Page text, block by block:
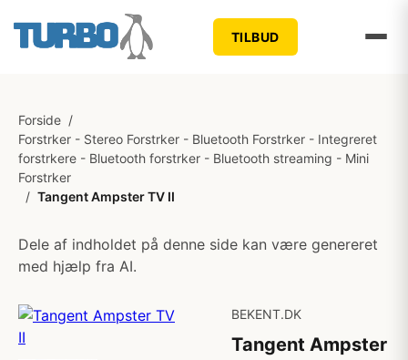
TILBUD
Forside /
Forstrker - Stereo Forstrker - Bluetooth Forstrker - Integreret
forstrkere - Bluetooth forstrker - Bluetooth streaming - Mini
Forstrker
/ Tangent Ampster TV II
Dele af indholdet på denne side kan være genereret
med hjælp fra AI.
BEKENT.DK
Tangent Ampster